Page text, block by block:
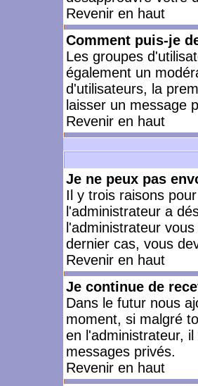
Revenir en haut
Comment puis-je
Les groupes
également un
d'utilisateurs, la
laisser un message
Revenir en haut
Je ne peux pas
Il y trois raisons
l'administrateur a
l'administrateur
dernier cas, vous
Revenir en haut
Je continue de
Dans le futur nous
moment, si malgré
en l'administrateur,
messages privés.
Revenir en haut